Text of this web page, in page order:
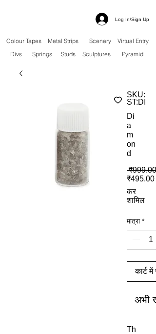
Log In/Sign Up
Colour Tapes Metal Strips Scenery
Virtual Entry
Divs
Springs Studs Sculptures Pyramid
SKU:
ST:DI
Di
a
m
on
d
₹999.00
₹495.00
कर
शामिल
मात्रा *
कार्ट में
अभी
Th